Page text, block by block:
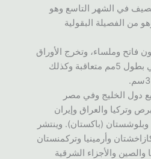
في الشهر التاسع وهو
من الفصيلة البقولية
فاتح وملساء، وتخرج الأوراق
من آباط الأشواك وهي بطول 5مم متعاقبة وكذلك
دول الخليج وفي مصر
وتركيا والعراق وإيران
وبلوشستان (باكستان). وينتشر
وأرمينيا وتركمنستان
والأجزاء الشرقية